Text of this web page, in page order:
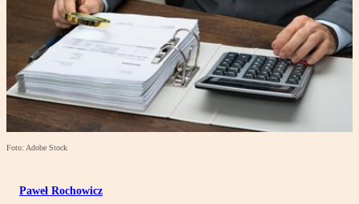
Foto: Adobe Stock
Paweł Rochowicz